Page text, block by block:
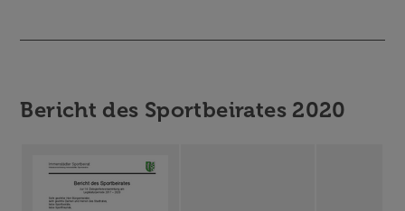
Bericht des Sportbeirates 2020